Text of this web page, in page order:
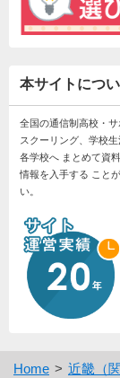
本サイトにつ
全国の通信制高校・
スクーリング、学校
各学校へ まとめて資
情報を入手する こと
い。
Home 近畿（関